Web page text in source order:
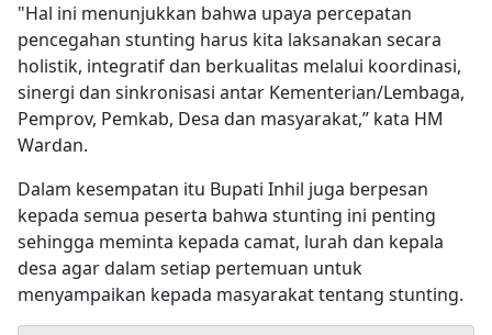
"Hal ini menunjukkan bahwa upaya percepatan
pencegahan stunting harus kita laksanakan secara
holistik, integratif dan berkualitas melalui koordinasi,
sinergi dan sinkronisasi antar Kementerian/Lembaga,
Pemprov, Pemkab, Desa dan masyarakat,” kata HM
Wardan.
Dalam kesempatan itu Bupati Inhil juga berpesan
kepada semua peserta bahwa stunting ini penting
sehingga meminta kepada camat, lurah dan kepala
desa agar dalam setiap pertemuan untuk
menyampaikan kepada masyarakat tentang stunting.